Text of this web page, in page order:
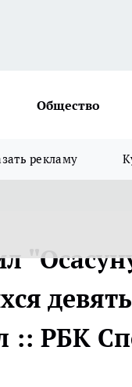
Общество
рекламу
:: РБК